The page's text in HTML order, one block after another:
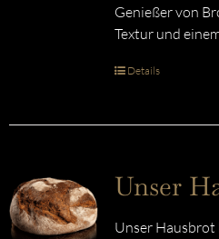
Genießer von
Textur und
Details
Unser
Unser Hausbrot